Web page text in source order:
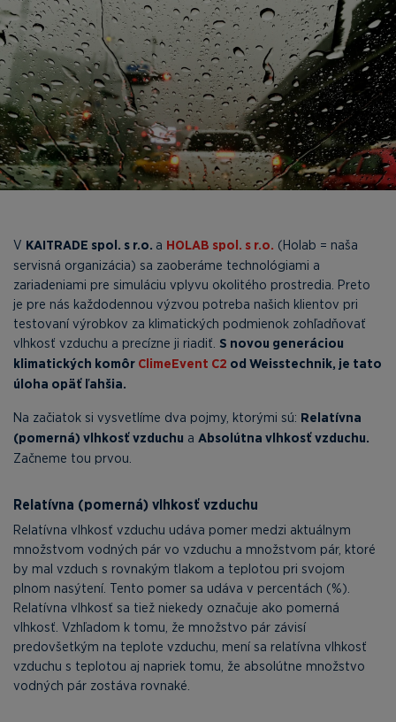
V KAITRADE spol. s r.o. a HOLAB spol. s r.o. (Holab = naša
servisná organizácia) sa zaoberáme technológiami a
zariadeniami pre simuláciu vplyvu okolitého prostredia. Preto
je pre nás každodennou výzvou potreba našich klientov pri
testovaní výrobkov za klimatických podmienok zohľadňovať
vlhkosť vzduchu a precízne ji riadiť. S novou generáciou
klimatických komôr ClimeEvent C2 od Weisstechnik, je tato
úloha opäť ľahšia.
Na začiatok si vysvetlíme dva pojmy, ktorými sú: Relatívna
(pomerná) vlhkosť vzduchu a Absolútna vlhkosť vzduchu.
Začneme tou prvou.
Relatívna (pomerná) vlhkosť vzduchu
Relatívna vlhkosť vzduchu udáva pomer medzi aktuálnym
množstvom vodných pár vo vzduchu a množstvom pár, ktoré
by mal vzduch s rovnakým tlakom a teplotou pri svojom
plnom nasýtení. Tento pomer sa udáva v percentách (%).
Relatívna vlhkosť sa tiež niekedy označuje ako pomerná
vlhkosť. Vzhľadom k tomu, že množstvo pár závisí
predovšetkým na teplote vzduchu, mení sa relatívna vlhkosť
vzduchu s teplotou aj napriek tomu, že absolútne množstvo
vodných pár zostáva rovnaké.